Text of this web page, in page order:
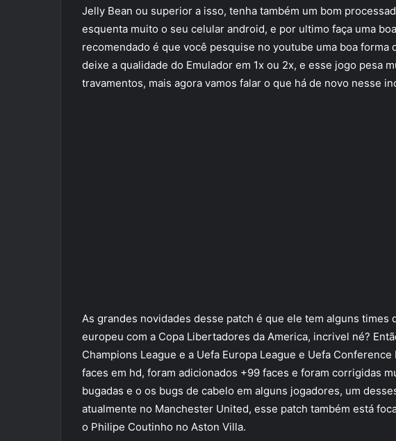
Jelly Bean ou superior a isso, tenha também um bom
esquenta muito o seu celular android, e por ultimo faça uma
recomendado é que você pesquise no youtube uma boa forma
deixe a qualidade do Emulador em 1x ou 2x, e esse jogo pesa
travamentos, mais agora vamos falar o que há de novo nesse
As grandes novidades desse patch é que ele tem alguns times
europeu com a Copa Libertadores da America, incrivel né?
Champions League e a Uefa Europa League e Uefa
faces em hd, foram adicionados +99 faces e foram corrigidas
bugadas e o os bugs de cabelo em alguns jogadores, um
atualmente no Manchester United, esse patch também está
o Philipe Coutinho no Aston Villa.